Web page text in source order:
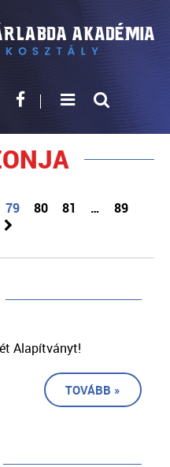
79 80 81 …
89
Alapítványt!
TOVÁBB »